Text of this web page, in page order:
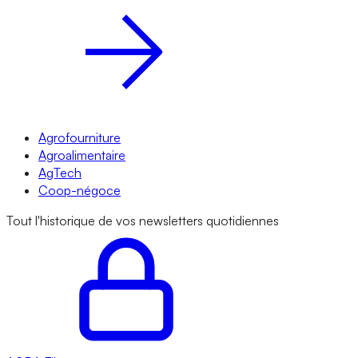
Agrofourniture
Agroalimentaire
AgTech
Coop-négoce
Tout l'historique de vos newsletters quotidiennes